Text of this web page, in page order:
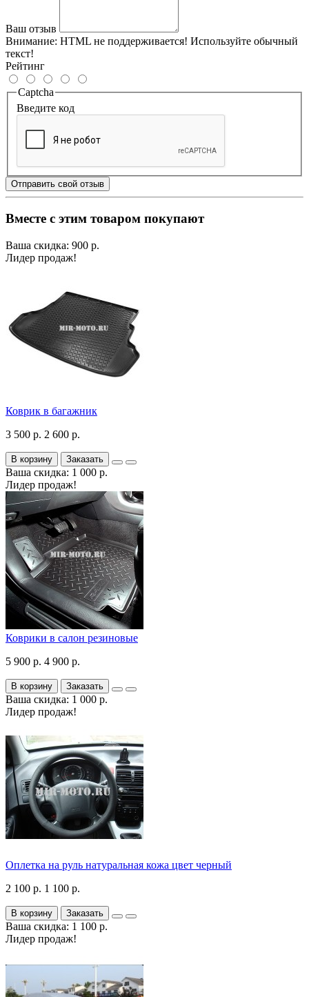
Ваш отзыв
Внимание: HTML не поддерживается! Используйте обычный
текст!
Рейтинг
Captcha
Введите код
Отправить свой отзыв
Вместе с этим товаром покупают
Ваша скидка: 900 р.
Лидер продаж!
Коврик в багажник
3 500 р. 2 600 р.
В корзину Заказать
Ваша скидка: 1 000 р.
Лидер продаж!
Коврики в салон резиновые
5 900 р. 4 900 р.
В корзину Заказать
Ваша скидка: 1 000 р.
Лидер продаж!
Оплетка на руль натуральная кожа цвет черный
2 100 р. 1 100 р.
В корзину Заказать
Ваша скидка: 1 100 р.
Лидер продаж!